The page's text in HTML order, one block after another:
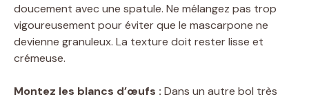
doucement avec une spatule. Ne mélangez pas trop
vigoureusement pour éviter que le mascarpone ne
devienne granuleux. La texture doit rester lisse et
crémeuse.
Montez les blancs d’œufs : Dans un autre bol très